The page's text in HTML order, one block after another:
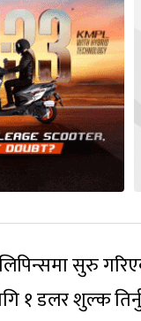
सुरु
१ डलर शुल्क